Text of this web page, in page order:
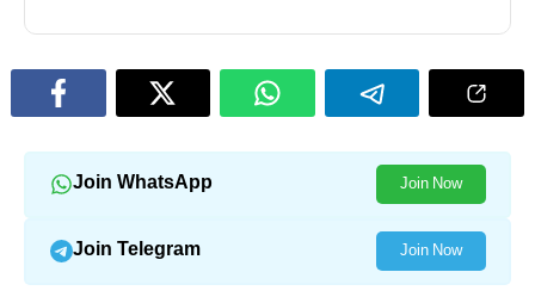
Join WhatsApp Join Now
Join Telegram Join Now